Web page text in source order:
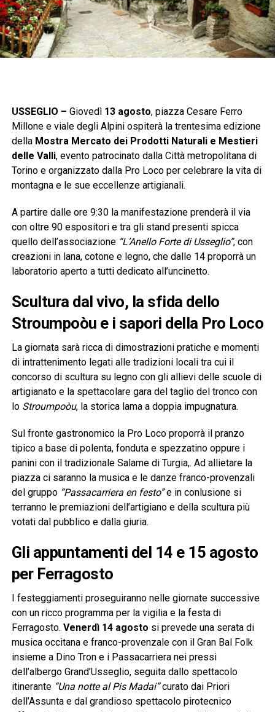
USSEGLIO – Giovedì 13 agosto, piazza Cesare Ferro
Millone e viale degli Alpini ospiterà la trentesima edizione
della Mostra Mercato dei Prodotti Naturali e Mestieri
delle Valli, evento patrocinato dalla Città metropolitana di
Torino e organizzato dalla Pro Loco per celebrare la vita di
montagna e le sue eccellenze artigianali.
A partire dalle ore 9:30 la manifestazione prenderà il via
con oltre 90 espositori e tra gli stand presenti spicca
quello dell’associazione “L’Anello Forte di Usseglio”, con
creazioni in lana, cotone e legno, che dalle 14 proporrà un
laboratorio aperto a tutti dedicato all’uncinetto.
Scultura dal vivo, la sfida dello
Stroumpoòu e i sapori della Pro Loco
La giornata sarà ricca di dimostrazioni pratiche e momenti
di intrattenimento legati alle tradizioni locali tra cui il
concorso di scultura su legno con gli allievi delle scuole di
artigianato e la spettacolare gara del taglio del tronco con
lo Stroumpoòu, la storica lama a doppia impugnatura.
Sul fronte gastronomico la Pro Loco proporrà il pranzo
tipico a base di polenta, fonduta e spezzatino oppure i
panini con il tradizionale Salame di Turgia,. Ad allietare la
piazza ci saranno la musica e le danze franco-provenzali
del gruppo “Passacarriera en festo”e in conlusione si
terranno le premiazioni dell’artigiano e della scultura più
votati dal pubblico e dalla giuria.
Gli appuntamenti del 14 e 15 agosto
per Ferragosto
I festeggiamenti proseguiranno nelle giornate successive
con un ricco programma per la vigilia e la festa di
Ferragosto. Venerdì 14 agosto si prevede una serata di
musica occitana e franco-provenzale con il Gran Bal Folk
insieme a Dino Tron e i Passacarriera nei pressi
dell’albergo Grand’Usseglio, seguita dallo spettacolo
itinerante “Una notte al Pis Madai”curato dai Priori
dell’Assunta e dal grandioso spettacolo pirotecnico